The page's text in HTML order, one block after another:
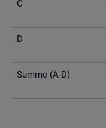
C
D
Summe (A-D)